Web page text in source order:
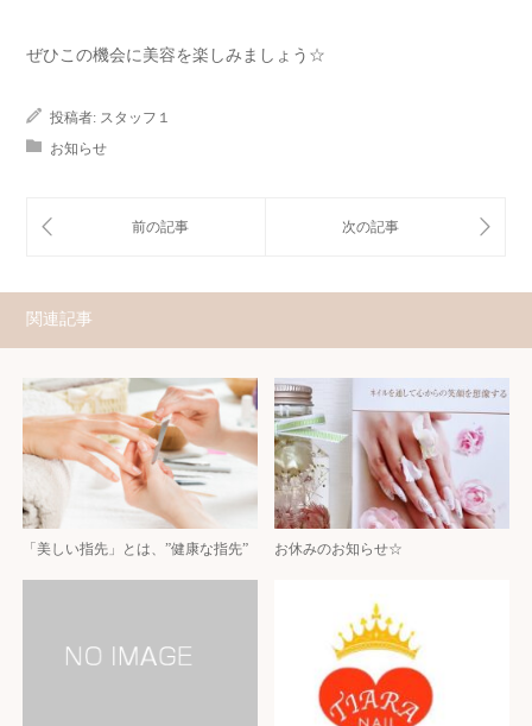
ぜひこの機会に美容を楽しみましょう☆
投稿者: スタッフ１
お知らせ
関連記事
「美しい指先」とは、”健康な指先” お休みのお知らせ☆